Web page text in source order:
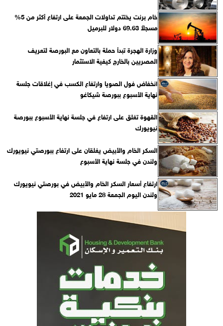
خام برنت يختتم تداولات الجمعة على ارتفاع أكثر من 5%
مسجلاً 69.63 دولار للبرميل
وزارة الهجرة تبدأ حملة بالتعاون مع البورصة لتعريف
المصريين بالخارج كيفية الاستثمار
انخفاض فول الصويا وارتفاع الكسب في إغلاقات جلسة
نهاية الأسبوع ببورصة شيكاغو
القهوة تغلق على ارتفاع في جلسة نهاية الأسبوع ببورصة
نيويورك
السكر الخام والأبيض يغلقان على ارتفاع ببورصتي نيويورك
ولندن في جلسة نهاية الأسبوع
ارتفاع أسعار السكر الخام والأبيض في بورصتي نيويورك
ولندن اليوم الجمعة 28 مايو 2021